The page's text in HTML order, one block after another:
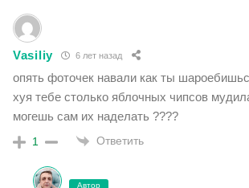
Vasiliy 6 лет назад
опять фоточек навали как ты
хуя тебе столько яблочных чипсов
могешь сам их наделать ????
1 Ответить
Автор